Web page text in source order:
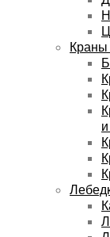
Краны